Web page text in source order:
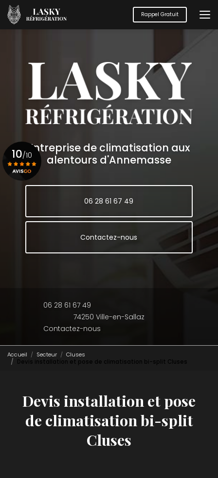
Aller
au
contenu
principal
Rappel Gratuit
Entreprise de climatisation aux
alentours d'Annemasse
06 28 61 67 49
Contactez-nous
06 28 61 67 49
74250 Ville-en-Sallaz
Contactez-nous
10/10
Voir le certificat
Accueil Secteur
Cluses
Devis installation et pose de climatisation bi-split Cluses
Devis installation et pose
de climatisation bi-split
Cluses